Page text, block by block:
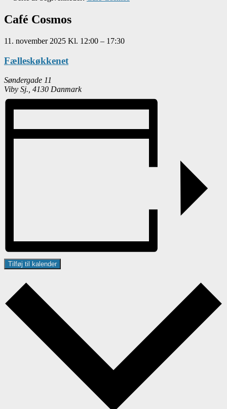
Café Cosmos
11. november 2025 Kl. 12:00 – 17:30
Fælleskøkkenet
Søndergade 11
Viby Sj. 4130 Danmark
Tilføj til kalender